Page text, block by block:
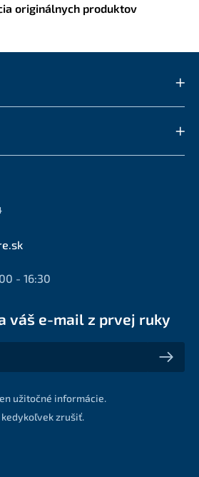
originálnych produktov
- 16:30
váš e-mail z prvej ruky
z prvej ruky
užitočné informácie.
zrušiť.